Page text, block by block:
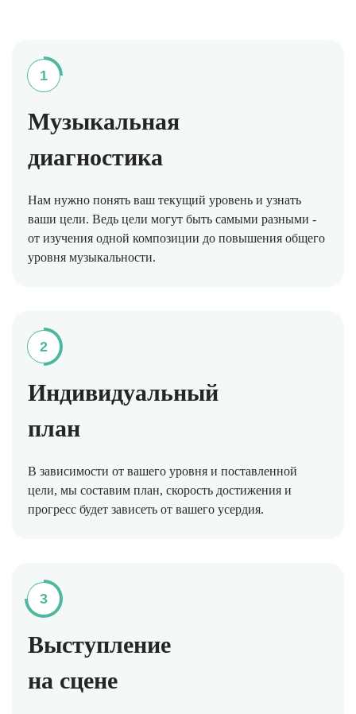
1
Музыкальная
диагностика
Нам нужно понять ваш текущий уровень и узнать
ваши цели. Ведь цели могут быть самыми разными -
от изучения одной композиции до повышения общего
уровня музыкальности.
2
Индивидуальный
план
В зависимости от вашего уровня и поставленной
цели, мы составим план, скорость достижения и
прогресс будет зависеть от вашего усердия.
3
Выступление
на сцене